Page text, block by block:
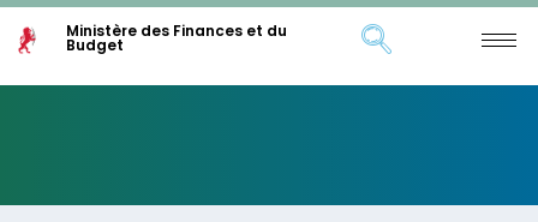
Ministère des Finances et du
Budget